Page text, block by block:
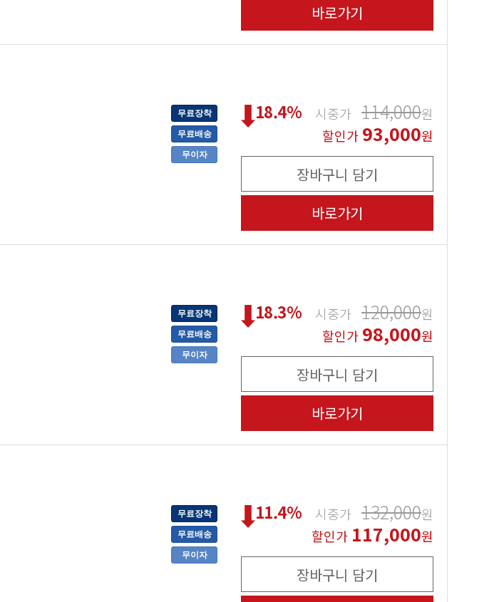
바로가기
무료장착
무료배송
무이자
18.4% 시중가 114,000원
할인가 93,000원
장바구니 담기
바로가기
무료장착
무료배송
무이자
18.3% 시중가 120,000원
할인가 98,000원
장바구니 담기
바로가기
무료장착
무료배송
무이자
11.4% 시중가 132,000원
할인가 117,000원
장바구니 담기